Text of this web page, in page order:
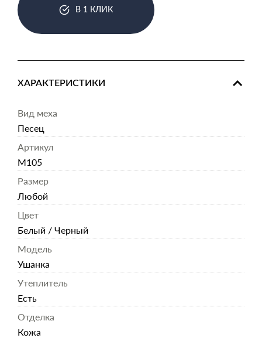
В 1 КЛИК
ХАРАКТЕРИСТИКИ
Вид меха
Песец
Артикул
M105
Размер
Любой
Цвет
Белый / Черный
Модель
Ушанка
Утеплитель
Есть
Отделка
Кожа